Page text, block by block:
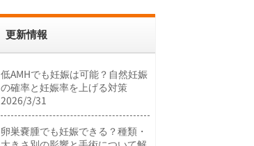
更新情報
低AMHでも妊娠は可能？自然妊娠
の確率と妊娠率を上げる対策
2026/3/31
卵巣嚢腫でも妊娠できる？種類・